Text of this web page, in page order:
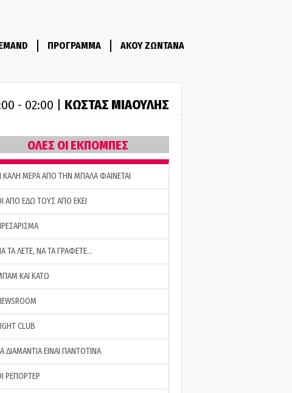
ΠΡΟΓΡΑΜΜΑ ΑΚΟΥ ΖΩΝΤΑΝΑ
- 02:00 | ΚΩΣΤΑΣ ΜΙΑΟΥΛΗΣ
ΟΛΕΣ ΟΙ ΕΚΠΟΜΠΕΣ
ΚΑΛΗ ΜΕΡΑ ΑΠΟ ΤΗΝ ΜΠΑΛΑ ΦΑΙΝΕΤΑΙ
ΑΠΟ ΕΔΩ ΤΟΥΣ ΑΠΟ ΕΚΕΙ
ΤΑ ΛΕΤΕ, ΝΑ ΤΑ ΓΡΑΦΕΤΕ…
ΚΑΙ ΚΑΤΩ
CLUB
ΔΙΑΜΑΝΤΙΑ ΕΙΝΑΙ ΠΑΝΤΟΤΙΝΑ
ΡΕΠΟΡΤΕΡ